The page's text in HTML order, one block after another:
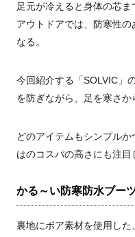
足元が冷えると身体の芯
アウトドアでは、防寒性
なる。
今回紹介する「SOLVIC」
を防ぎながら、足を寒さか
どのアイテムもシンプル
はのコスパの高さにも注目
かる～い防寒防水ブー
裏地にボア素材を使用し